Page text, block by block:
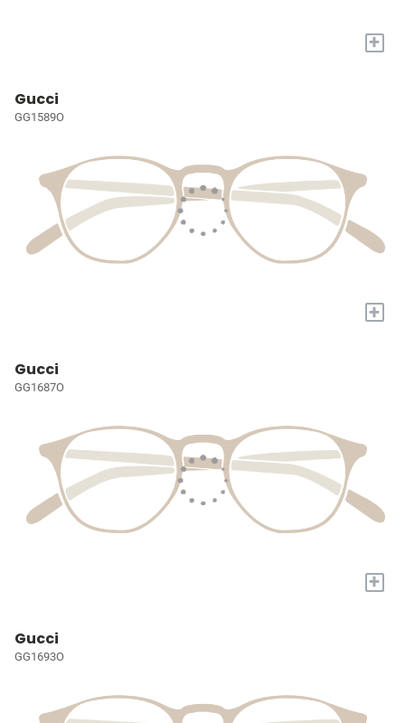
+
Gucci
GG1589O
+
Gucci
GG1687O
+
Gucci
GG1693O